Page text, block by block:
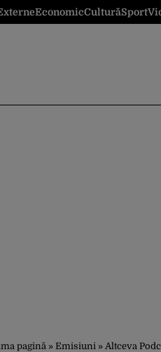
EconomicCulturăSport
pagină » Emisiuni » Altceva